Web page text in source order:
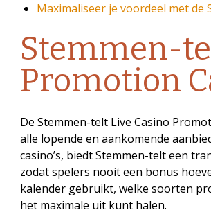
Maximaliseer je voordeel met de
Stemmen-
Promotion
De Stemmen-telt Live Casino
alle lopende en aankomende
casino’s, biedt Stemmen-telt een
zodat spelers nooit een bonus
kalender gebruikt, welke soorten
het maximale uit kunt halen.